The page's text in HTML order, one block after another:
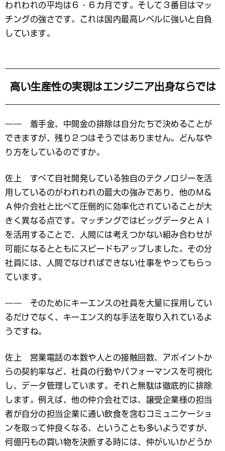
われわれの平均は６・６カ月です。そして３番目はマッ
チングの強さです。これは国内最高レベルに強いと自負
しています。
高い生産性の実現はエンジニア出身ならでは
―― 着手金、中間金の排除は自分たちで決めることが
できますが、残り２つはそうではありません。どんなや
り方をしているのですか。
佐上 すべて自社開発している独自のテクノロジーを活
用しているのがわれわれの最大の強みであり、他のＭ＆
Ａ仲介会社と比べて圧倒的に効率化されていることが大
きく異なる点です。マッチングではビッグデータとＡＩ
を活用することで、人間には考えつかない組み合わせが
可能になるとともにスピードもアップしました。その分
社員には、人間でなければできない仕事をやってもらっ
ています。
―― そのためにキーエンスの社員を大量に採用してい
るだけでなく、キーエンス的な手法を取り入れているよ
うですね。
佐上 営業電話の本数や人との接触回数、アポイントか
らの契約率など、社員の行動やパフォーマンスを可視化
し、データ管理しています。それと無駄は徹底的に排除
します。例えば、他の仲介会社では、譲受企業様の担当
者が自分の担当企業に通い飲食を含むコミュニケーショ
ンを取って仲良くなる、ということも多いようですが、
何億円もの買い物を決断する時には、仲がいいかどうか